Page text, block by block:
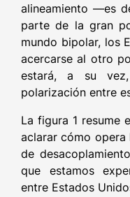
alineamiento —es
parte de la gran
mundo bipolar, los
acercarse al otro
estará, a su
polarización entre
La figura 1 resume
aclarar cómo
de
que estamos
entre Estados